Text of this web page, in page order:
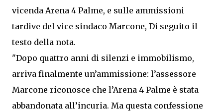
vicenda Arena 4 Palme, e sulle ammissioni
tardive del vice sindaco Marcone, Di seguito il
testo della nota.
"Dopo quattro anni di silenzi e immobilismo,
arriva finalmente un’ammissione: l’assessore
Marcone riconosce che l’Arena 4 Palme è stata
abbandonata all’incuria. Ma questa confessione